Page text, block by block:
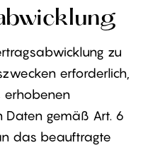
zu
erforderlich,
erhobenen
Daten gemäß Art. 6
das beauftragte